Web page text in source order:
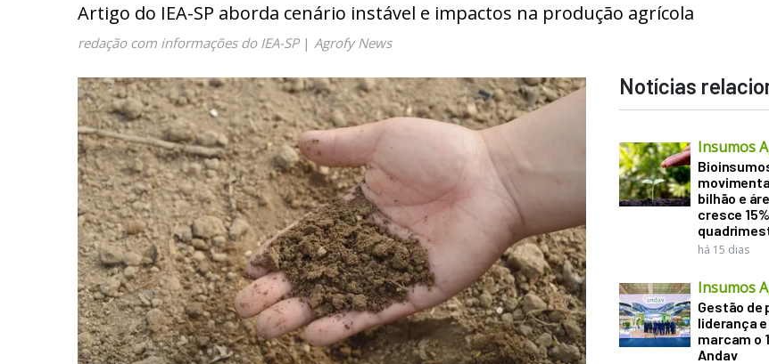
Artigo do IEA-SP aborda cenário instável e impactos na produção agrícola
redação com informações do IEA-SP| Agrofy News
Notícias
Insumos
bilhão e
cresce
há 15 dias
Insumos
Gestão de
liderança
marcam o
Andav